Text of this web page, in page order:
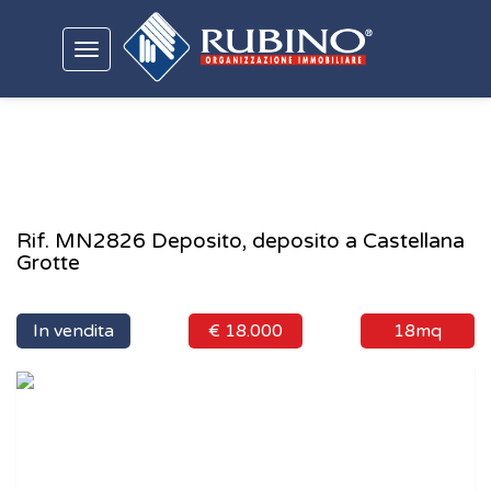
Toggle
navigation
Rif. MN2826 Deposito, deposito a Castellana
Grotte
In vendita € 18.000 18mq